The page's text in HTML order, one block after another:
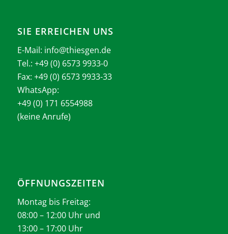
SIE ERREICHEN UNS
E-Mail: info@thiesgen.de
Tel.: +49 (0) 6573 9933-0
Fax: +49 (0) 6573 9933-33
WhatsApp:
+49 (0) 171 6554988
(keine Anrufe)
ÖFFNUNGSZEITEN
Montag bis Freitag:
08:00 – 12:00 Uhr und
13:00 – 17:00 Uhr